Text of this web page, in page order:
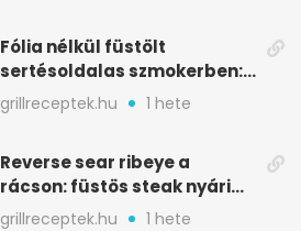
Fólia nélkül füstölt
sertésoldalas szmokerben:
ropogós bark, 6 óra
grillreceptek.hu 1 hete
Reverse sear ribeye a
rácson: füstös steak nyári
tökkebabbal
grillreceptek.hu 1 hete